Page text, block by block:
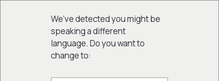
We've detected you might be
speaking a different
language. Do you want to
change to: